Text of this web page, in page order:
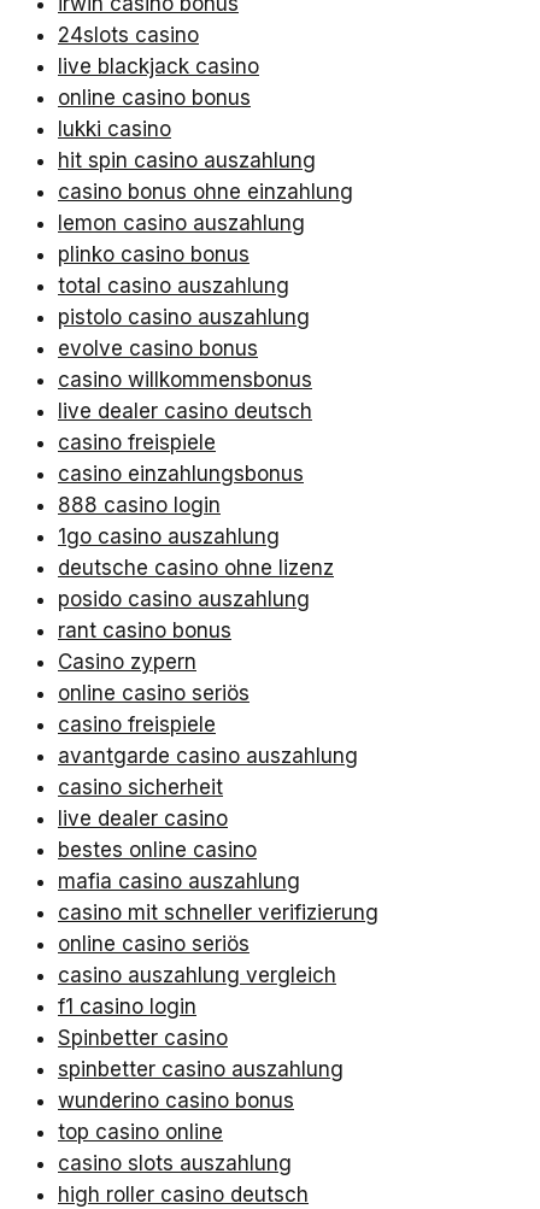
24slots casino
live blackjack casino
online casino bonus
lukki casino
hit spin casino auszahlung
casino bonus ohne einzahlung
lemon casino auszahlung
plinko casino bonus
total casino auszahlung
pistolo casino auszahlung
evolve casino bonus
casino willkommensbonus
live dealer casino deutsch
casino freispiele
casino einzahlungsbonus
888 casino login
1go casino auszahlung
deutsche casino ohne lizenz
posido casino auszahlung
rant casino bonus
Casino zypern
online casino seriös
casino freispiele
avantgarde casino auszahlung
casino sicherheit
live dealer casino
bestes online casino
mafia casino auszahlung
casino mit schneller verifizierung
online casino seriös
casino auszahlung vergleich
f1 casino login
Spinbetter casino
spinbetter casino auszahlung
wunderino casino bonus
top casino online
casino slots auszahlung
high roller casino deutsch